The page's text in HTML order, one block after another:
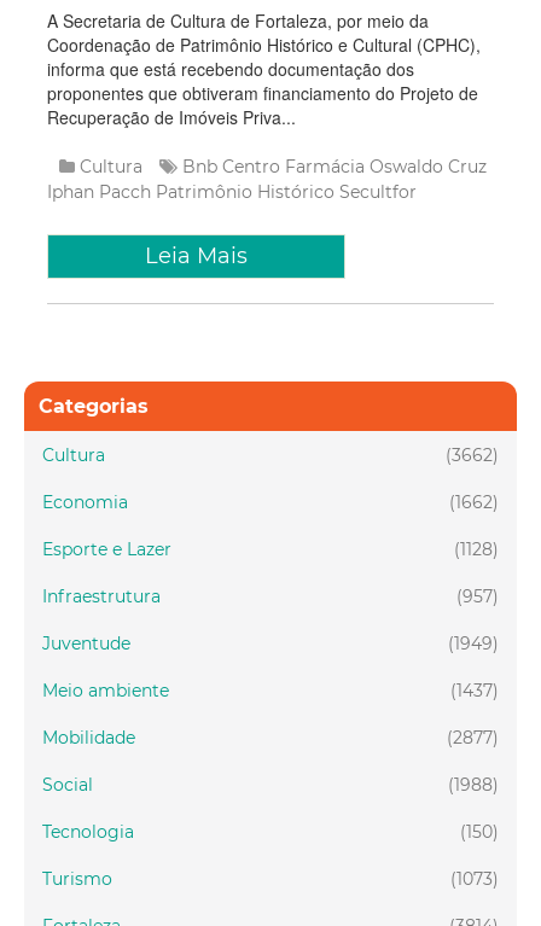
A Secretaria de Cultura de Fortaleza, por meio da
Coordenação de Patrimônio Histórico e Cultural (CPHC),
informa que está recebendo documentação dos
proponentes que obtiveram financiamento do Projeto de
Recuperação de Imóveis Priva...
Cultura Bnb Centro Farmácia Oswaldo Cruz
Iphan Pacch Patrimônio Histórico Secultfor
Leia Mais
Categorias
(3662)
Cultura
(1662)
Economia
(1128)
Esporte e Lazer
(957)
Infraestrutura
(1949)
Juventude
(1437)
Meio ambiente
(2877)
Mobilidade
(1988)
Social
(150)
Tecnologia
(1073)
Turismo